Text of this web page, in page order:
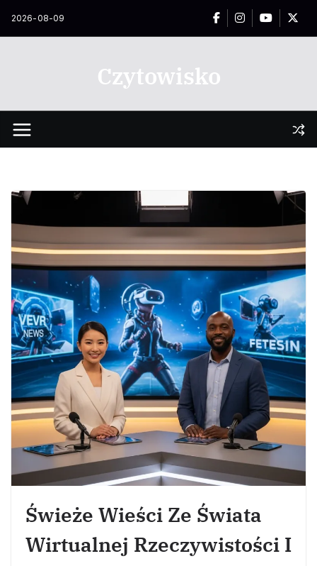
2026-08-09
Czytowisko
Świeże Wieści Ze Świata
Wirtualnej Rzeczywistości I